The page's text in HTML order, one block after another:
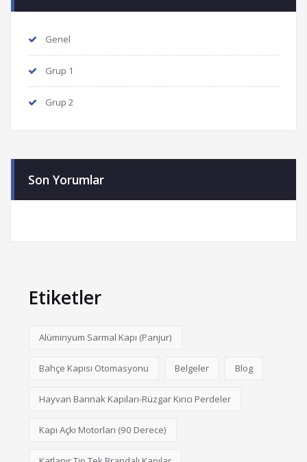
Genel
Grup 1
Grup 2
Son Yorumlar
Etiketler
Alüminyum Sarmal Kapı (Panjur)
Bahçe Kapısı Otomasyonu Belgeler Blog
Hayvan Barınak Kapıları-Rüzgar Kırıcı Perdeler
Kapı Açkı Motorları (90 Derece)